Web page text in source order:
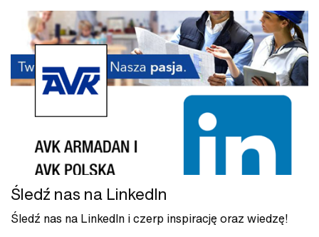
Śledź nas na LinkedIn
Śledź nas na LinkedIn i czerp inspirację oraz wiedzę!